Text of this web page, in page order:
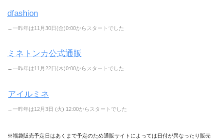
dfashion
→一昨年は11月30日(金)0:00からスタートでした
ミネトンカ公式通販
→一昨年は11月22日(木)0:00からスタートでした
アイルミネ
→一昨年は12月3日 (火) 12:00からスタートでした
※福袋販売予定日はあくまで予定のため通販サイトによっては日付が異なったり販売